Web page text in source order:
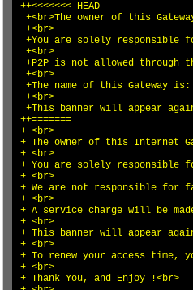
++<<<<<<< HEAD
+<br>The owner of this
+<br>
+You are solely responsible
+<br>
+P2P is not allowed
+<br>
+The name of this Gateway is:
+<br>
+This banner will appear
++=======
+ <br>
+ The owner of this Internet
+ <br>
+ You are solely responsible
+ <br>
+ We are not responsible for
+ <br>
+ A service charge will be
+ <br>
+ This banner will appear
+ <br>
+ To renew your access time,
+ <br>
+ Thank You, and Enjoy !<br>